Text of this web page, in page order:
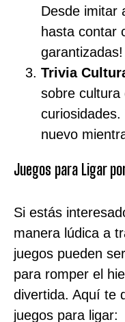
Desde imitar
hasta contar
garantizadas!
Trivia
sobre cultura
nuevo
Juegos para Ligar
Si estás
manera lúdica a
juegos pueden
para romper el
divertida. Aquí te
juegos para ligar: